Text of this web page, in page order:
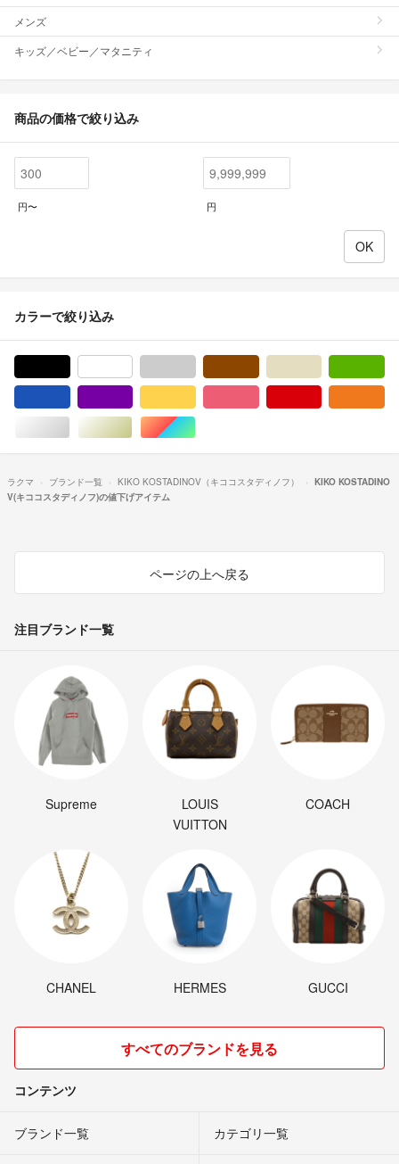
メンズ
キッズ／ベビー／マタニティ
商品の価格で絞り込み
円〜 円
カラーで絞り込み
シルバー/銀色系ゴールド/金色系マルチカラー
ラクマ ブランド一覧 KIKO KOSTADINOV（キココスタディノフ）
KIKO KOSTADINO
V(キココスタディノフ)の値下げアイテム
ページの上へ戻る
注目ブランド一覧
Supreme
LOUIS
VUITTON
COACH
CHANEL HERMES GUCCI
すべてのブランドを見る
コンテンツ
ブランド一覧 カテゴリ一覧